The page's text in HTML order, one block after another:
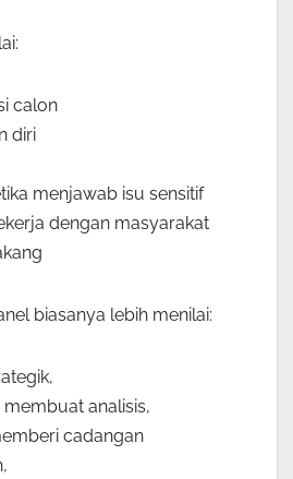
calon
diri
menjawab isu sensitif
dengan masyarakat
biasanya lebih menilai:
analisis,
cadangan